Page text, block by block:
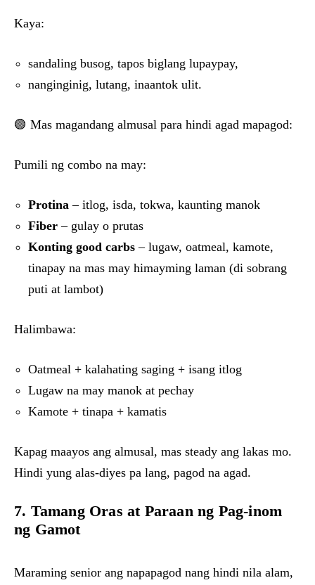
Kaya:
sandaling busog, tapos biglang lupaypay,
nanginginig, lutang, inaantok ulit.
🟢 Mas magandang almusal para hindi agad mapagod:
Pumili ng combo na may:
Protina – itlog, isda, tokwa, kaunting manok
Fiber – gulay o prutas
Konting good carbs – lugaw, oatmeal, kamote,
tinapay na mas may himayming laman (di sobrang
puti at lambot)
Halimbawa:
Oatmeal + kalahating saging + isang itlog
Lugaw na may manok at pechay
Kamote + tinapa + kamatis
Kapag maayos ang almusal, mas steady ang lakas mo.
Hindi yung alas-diyes pa lang, pagod na agad.
7. Tamang Oras at Paraan ng Pag-inom
ng Gamot
Maraming senior ang napapagod nang hindi nila alam,